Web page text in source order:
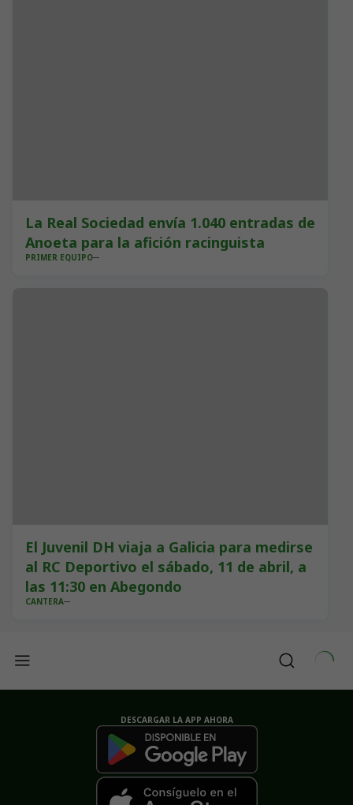
La Real Sociedad envía 1.040 entradas de
Anoeta para la afición racinguista
PRIMER EQUIPO
El Juvenil DH viaja a Galicia para medirse
al RC Deportivo el sábado, 11 de abril, a
las 11:30 en Abegondo
CANTERA
DESCARGAR LA APP AHORA